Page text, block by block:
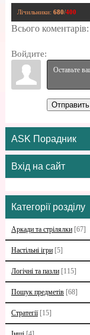
Лічильники: 680/400
Всього коментарів:
Войдите:
Отправить
ASK Порадник
Вхід на сайт
Категорії розділу
Аркади та стрілялки [67]
Настільні ігри [5]
Логічні та пазли [115]
Пошук предметів [68]
Стратегії [15]